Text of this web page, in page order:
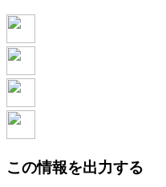
この情報を出力する